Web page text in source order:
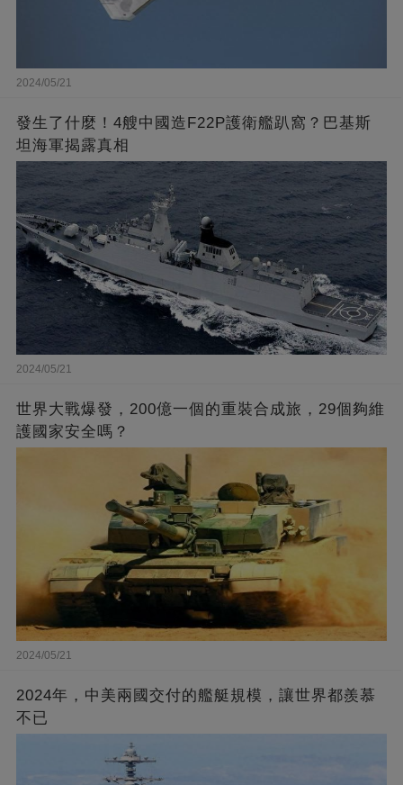
2024/05/21
發生了什麼！4艘中國造F22P護衛艦趴窩？巴基斯
坦海軍揭露真相
2024/05/21
世界大戰爆發，200億一個的重裝合成旅，29個夠維
護國家安全嗎？
2024/05/21
2024年，中美兩國交付的艦艇規模，讓世界都羨慕
不已